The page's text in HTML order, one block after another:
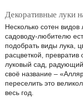
Декоративные луки
Несколько сотен видов
садоводу-любителю
подобрать виды лука,
расцветкой, превратив
луковый сад, радующий
своё название –
переселить это
весь год.